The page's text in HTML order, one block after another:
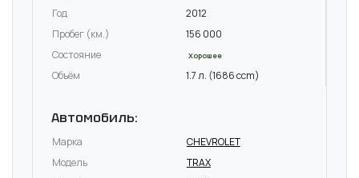
Год
2012
Пробег (км.)
156 000
Состояние
Хорошее
Объём 1.7 л. (1686 ccm)
Автомобиль:
Марка
CHEVROLET
Модель
TRAX